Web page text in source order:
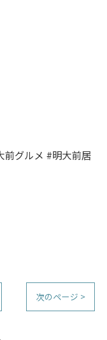
前グルメ #明大前居
次のページ >